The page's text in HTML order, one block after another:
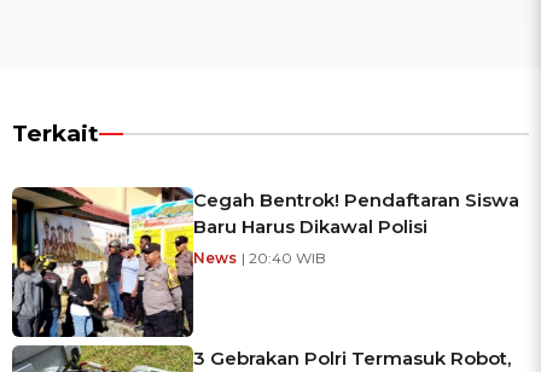
Terkait
Cegah Bentrok! Pendaftaran Siswa
Baru Harus Dikawal Polisi
News | 20:40 WIB
3 Gebrakan Polri Termasuk Robot,